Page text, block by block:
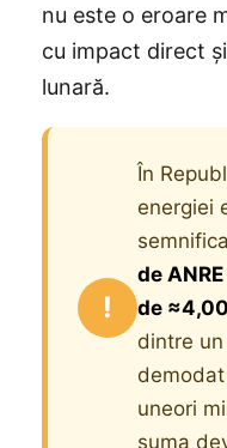
nu este o eroare
cu impact direct
lunară.
!
În
energiei
de
de
dintre
uneori
suma